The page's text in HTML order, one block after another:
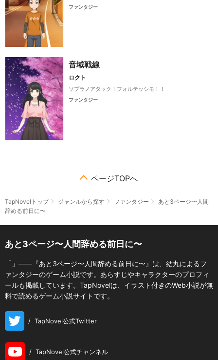
ファンタジー
音域戦線
ロクト
ソプラノアタック！フォルテッシモ！！
ファンタジー
ページTOPへ
TapNovelトップ ジャンルから探す ファンタジー
あと3ページ〜人間
辞める前日に〜
あと3ページ〜人間辞める前日に〜
「」――『あと3ページ〜人間辞める前日に〜』は、結丸によるフ
ァンタジーのゲーム小説です。あらすじやキャラクターのプロフィ
ールも掲載しています。TapNovelは、イラスト付きのWeb小説が無
料で読めるゲーム小説サイトです。
/ TapNovel公式Twitter
/ TapNovel公式チャンネル